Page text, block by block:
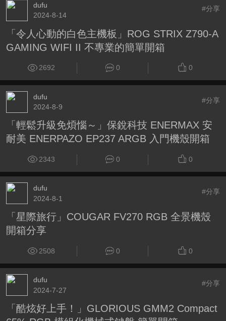
dufu
2024-8-14
#分享
「令人心動的白色主機板」ROG STRIX Z790-A
GAMING WIFI II 不專業的簡單開箱
2692 0 0
dufu
2024-8-9
#分享
「輕鬆升級免煩惱～」保銳科技 ENERMAX 安
耐美 ENERPAZO EP237 ARGB 入門機殼開箱
2343 0 0
dufu
2024-8-1
#分享
「星際旅行」COUGAR FV270 RGB 全景機殼
開箱分享
2508 0 0
dufu
2024-7-27
#分享
「酷炫好上手！」GLORIOUS GMM2 Compact